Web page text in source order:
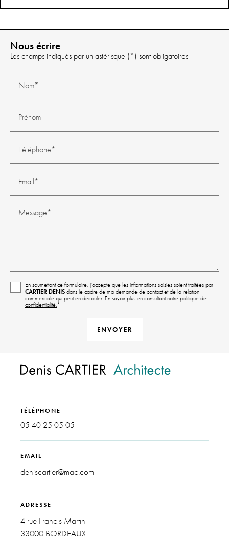
Nous écrire
Les champs indiqués par un astérisque (*) sont obligatoires
Nom*
Prénom
Téléphone*
Email*
Message*
En soumettant ce formulaire, j'accepte que les informations saisies soient traitées par
CARTIER DENISdans le cadre de ma demande de contact et de la relation
commerciale qui peut en découler. En savoir plus en consultant notre politique de
confidentialité.*
TÉLÉPHONE
05 40 25 05 05
EMAIL
deniscartier@mac.com
ADRESSE
4 rue Francis Martin
33000 BORDEAUX